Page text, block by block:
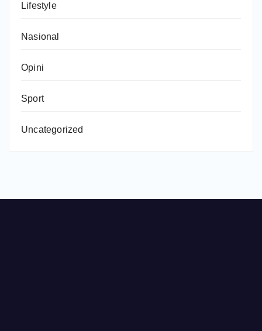
Lifestyle
Nasional
Opini
Sport
Uncategorized